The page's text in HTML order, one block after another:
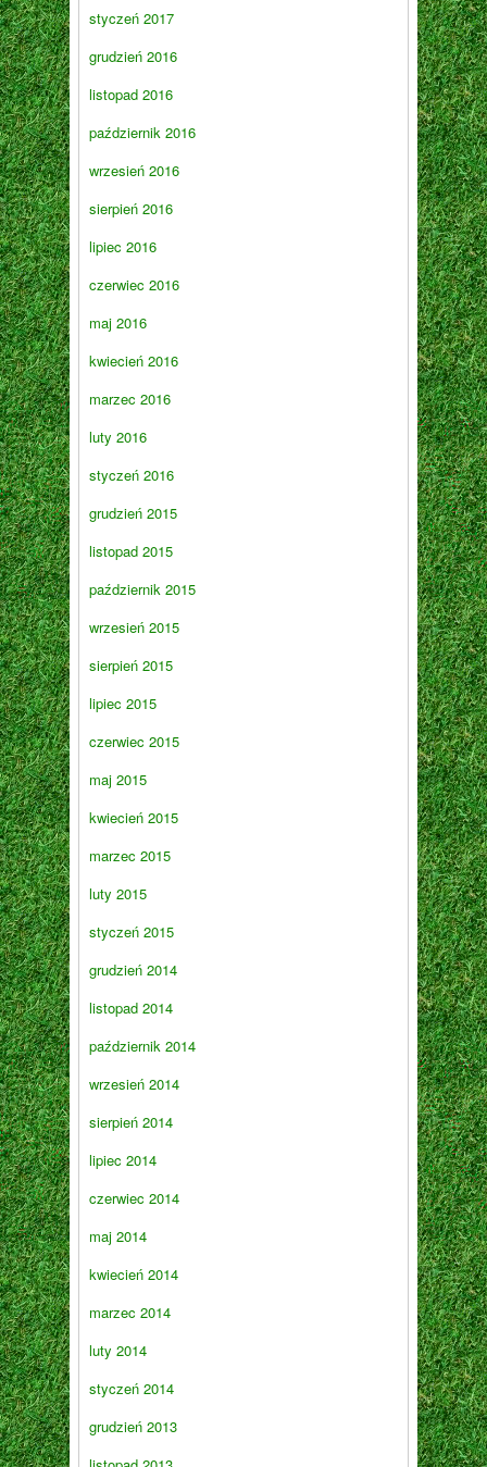
styczeń 2017
grudzień 2016
listopad 2016
październik 2016
wrzesień 2016
sierpień 2016
lipiec 2016
czerwiec 2016
maj 2016
kwiecień 2016
marzec 2016
luty 2016
styczeń 2016
grudzień 2015
listopad 2015
październik 2015
wrzesień 2015
sierpień 2015
lipiec 2015
czerwiec 2015
maj 2015
kwiecień 2015
marzec 2015
luty 2015
styczeń 2015
grudzień 2014
listopad 2014
październik 2014
wrzesień 2014
sierpień 2014
lipiec 2014
czerwiec 2014
maj 2014
kwiecień 2014
marzec 2014
luty 2014
styczeń 2014
grudzień 2013